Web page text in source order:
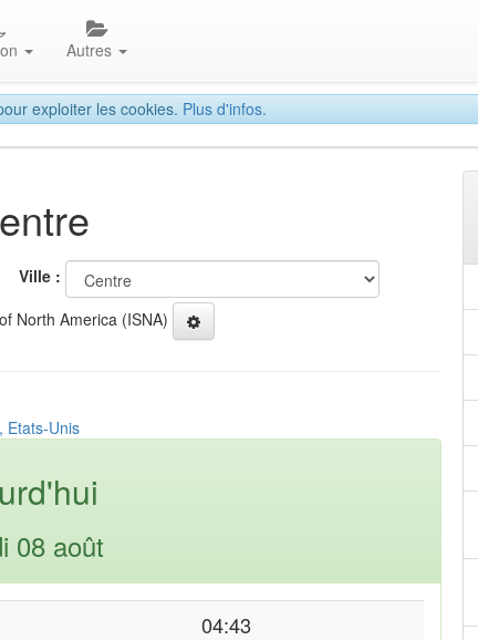
exploiter les cookies. Plus d'infos.
Autres
Ville :
North America (ISNA)
Etats-Unis
08 août
04:43